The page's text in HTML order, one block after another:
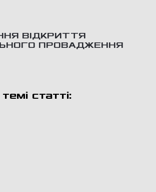
ВІДКРИТТЯ
ПРОВАДЖЕННЯ
статті: